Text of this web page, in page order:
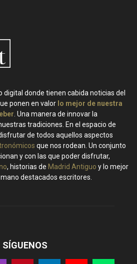
digital donde tienen cabida noticias del
ponen en valor lo mejor de nuestra
. Una manera de innovar la
tradiciones. En el espacio de
de todos aquellos aspectos
que nos rodean. Un conjunto
y con las que poder disfrutar,
, historias de Madrid Antiguo y lo mejor
destacados escritores.
SÍGUENOS